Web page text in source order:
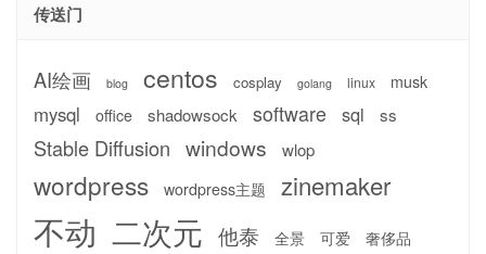
传送门
AI绘画 blog centos cosplay golang linux musk
mysql office shadowsock software sql ss
Stable Diffusion windows wlop
wordpress wordpress主题 zinemaker
不动 二次元 他泰 全景 可爱 奢侈品